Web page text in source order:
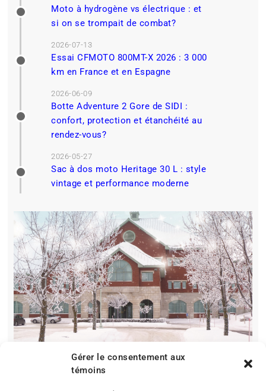
Gérer le consentement aux
témoins
Moto à hydrogène vs électrique : et
si on se trompait de combat?
2026-07-13
Essai CFMOTO 800MT-X 2026 : 3 000
km en France et en Espagne
2026-06-09
Botte Adventure 2 Gore de SIDI :
confort, protection et étanchéité au
rendez-vous?
2026-05-27
Sac à dos moto Heritage 30 L : style
vintage et performance moderne